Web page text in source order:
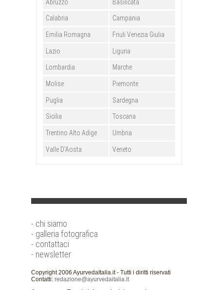
Abruzzo Basilicata
Calabria Campania
Emilia Romagna Friuli Venezia Giulia
Lazio Liguria
Lombardia Marche
Molise Piemonte
Puglia Sardegna
Sicilia Toscana
Trentino Alto Adige Umbria
Valle D'Aosta Veneto
- chi siamo
- galleria fotografica
- contattaci
- newsletter
Copyright 2006 AyurvedaItalia.it - Tutti i diritti riservati
Contatti: redazione@ayurvedaitalia.it